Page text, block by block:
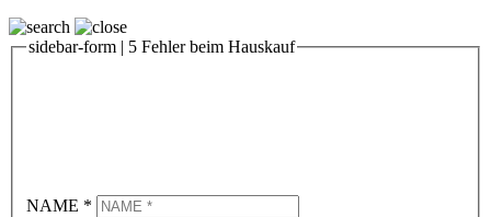
sidebar-form | 5 Fehler beim Hauskauf
NAME *